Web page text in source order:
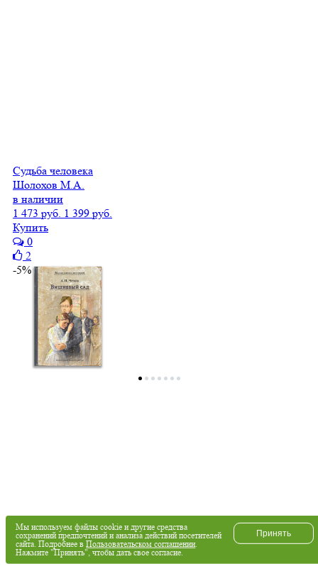
Судьба человека
Шолохов М.А.
в наличии
1 473 руб. 1 399 руб.
Купить
0
2
-5%
Мы используем файлы cookie и другие средства
сохранений предпочтений и анализа действий посетителей
сайта. Подробнее вПользовательском соглашении.
Нажмите "Принять", чтобы дать свое согласие.
Принять